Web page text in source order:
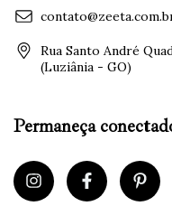
Rua Santo André
(Luziânia - GO)
Permaneça